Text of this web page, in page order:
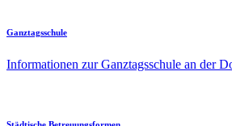
Ganztagsschule
Informationen zur Ganztagsschule an der